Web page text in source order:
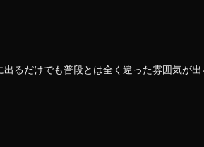
るだけでも普段とは全く違った雰囲気が